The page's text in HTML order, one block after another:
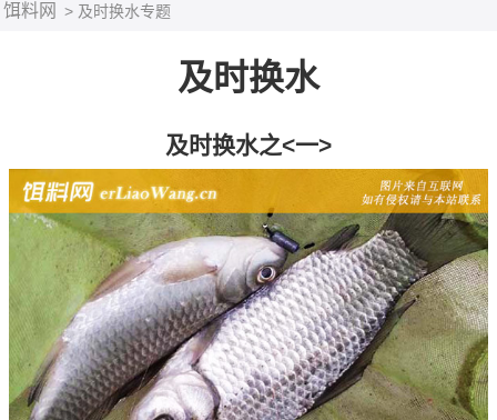
饵料网 > 及时换水专题
及时换水
及时换水之<一>